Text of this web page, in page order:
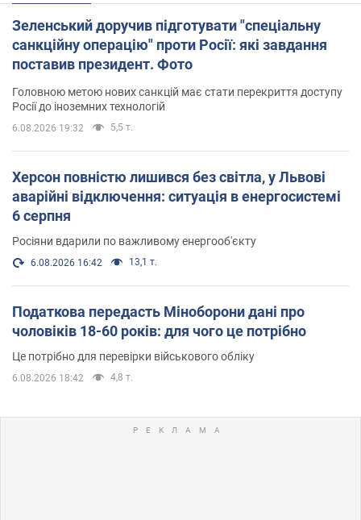
Зеленський доручив підготувати "спеціальну
санкційну операцію" проти Росії: які завдання
поставив президент. Фото
Головною метою нових санкцій має стати перекриття доступу
Росії до іноземних технологій
6.08.2026 19:32 5,5 т.
Херсон повністю лишився без світла, у Львові
аварійні відключення: ситуація в енергосистемі
6 серпня
Росіяни вдарили по важливому енергооб'єкту
6.08.2026 16:42 13,1 т.
Податкова передасть Міноборони дані про
чоловіків 18-60 років: для чого це потрібно
Це потрібно для перевірки військового обліку
6.08.2026 18:42 4,8 т.